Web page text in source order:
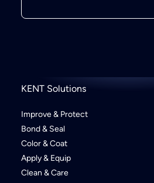
KENT Solutions
Improve & Protect
Bond & Seal
Color & Coat
Apply & Equip
Clean & Care